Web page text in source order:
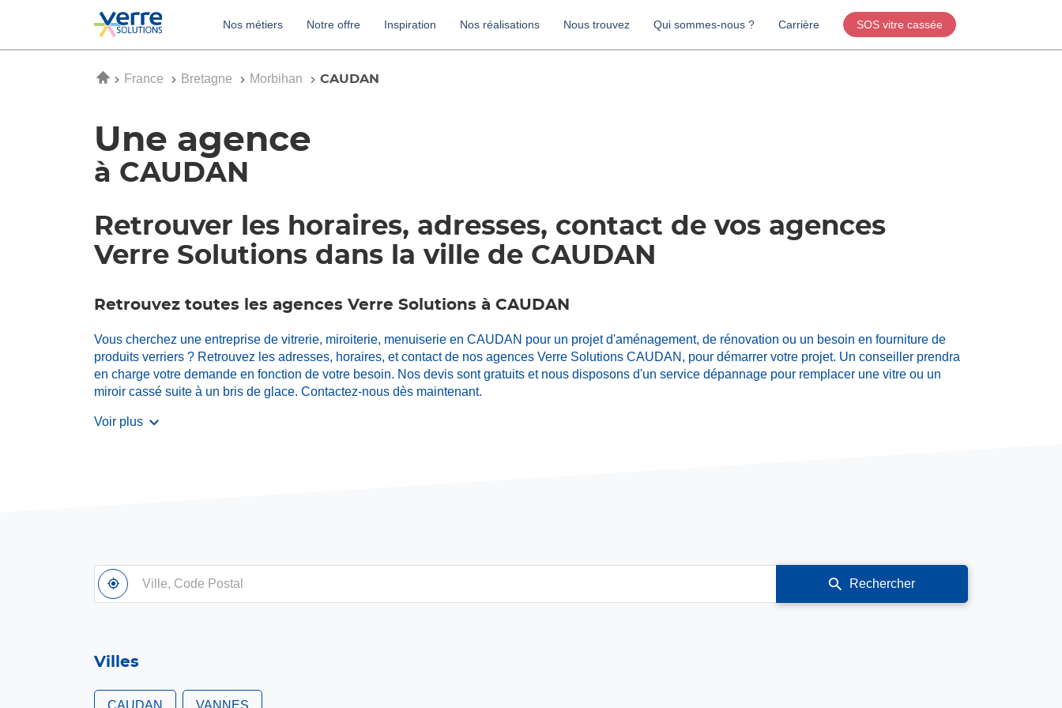
Nos métiers Notre offre Inspiration Nos réalisations Nous trouvez Qui sommes-nous ? Carrière SOS vitre cassée
AccueilFrance Bretagne Morbihan CAUDAN
Une agence
à CAUDAN
Retrouver les horaires, adresses, contact de vos agences
Verre Solutions dans la ville de CAUDAN
Retrouvez toutes les agences Verre Solutions à CAUDAN
Vous cherchez une entreprise de vitrerie, miroiterie, menuiserie en CAUDAN pour un projet d'aménagement, de rénovation ou un besoin en fourniture de
produits verriers ? Retrouvez les adresses, horaires, et contact de nos agences Verre Solutions CAUDAN, pour démarrer votre projet. Un conseiller prendra
en charge votre demande en fonction de votre besoin. Nos devis sont gratuits et nous disposons d'un service dépannage pour remplacer une vitre ou un
miroir cassé suite à un bris de glace. Contactez-nous dès maintenant.
Voir plus
À
proximité
,
trouver
vente
Solutions
Ville,
Code
Postal
Rechercher
un
point
Villes
CAUDAN VANNES